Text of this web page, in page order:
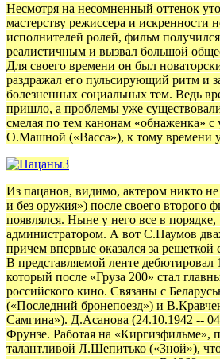
Несмотря на несомненный оттенок
мастерству режиссера и искренности
исполнителей ролей, фильм
реалистичным и вызвал большой
Для своего времени он был
раздражал его пульсирующий ритм и
болезненных социальных тем. Ведь
пришло, а проблемы уже
смелая по тем канонам «обнаженка» с
О.Машной («Васса»), к тому времени
Из пацанов, видимо, актером никто
и без оружия») после своего второго
появлялся. Ныне у него все в
администратором. А вот С.Наумов
причем впервые оказался за решеткой
В представляемой ленте
который после «Груза 200» стал
российского кино. Связаны с
(«Последний бронепоезд») и
Самгина»). Д.Асанова (24.10.1942 --
Фрунзе. Работая на «Киргизфильме»,
талантливой Л.Шепитько («Зной»),